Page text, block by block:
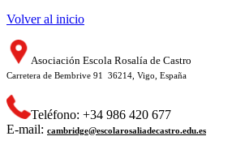
Volver al inicio
Asociación Escola Rosalía de Castro
Carretera de Bembrive 91 36214, Vigo, España
Teléfono: +34 986 420 677
E-mail: cambridge@escolarosaliadecastro.edu.es